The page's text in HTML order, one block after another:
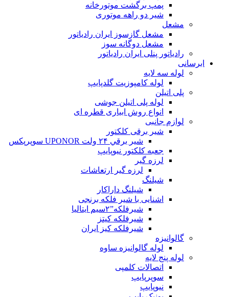
پمپ برگشت موتورخانه
شیر دو راهه موتوری
مشعل
مشعل گازسوز ایران رادیاتور
مشعل دوگانه سوز
رادیاتور پنلی ایران رادیاتور
ابرسانی
لوله سه لایه
لوله کامپوزیت گلدپایپ
پلی اتیلن
لوله پلی اتیلن جوشی
انواع روش ابیاری قطره ای
لوازم جانبی
شیر برقی کلکتور
شير برقي ۲۴ ولت UPONOR سوپرپکس
جعبه کلکتور نیوپایپ
لرزه گیر
لرزه گیر ارتعاشات
شیلنگ
شیلنگ داراکار
اشنایی با شیر فلکه برنجی
شیرفلکه”۲سیم ایتالیا
شیرفلکه کیتز
شیرفلکه کیز ایران
گالوانیزه
لوله گالوانیزه ساوه
لوله پنج لایه
اتصالات کلمپی
سوپرپایپ
نیوپایپ